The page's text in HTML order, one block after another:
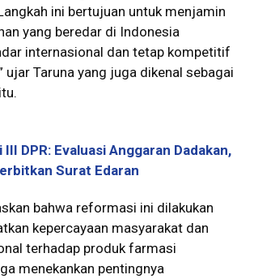
ini bertujuan untuk menjamin
yang beredar di Indonesia
internasional dan tetap kompetitif
ujar Taruna yang juga dikenal sebagai
DPR: Evaluasi Anggaran Dadakan,
Surat Edaran
bahwa reformasi ini dilakukan
kepercayaan masyarakat dan
terhadap produk farmasi
menekankan pentingnya